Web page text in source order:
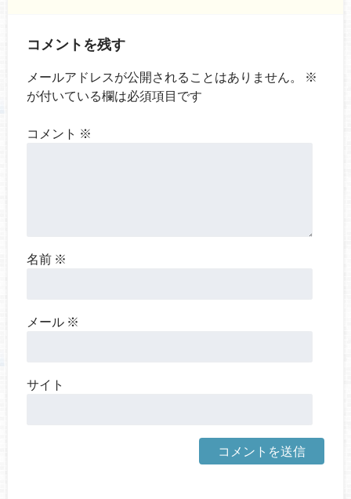
コメントを残す
メールアドレスが公開されることはありません。
※
が付いている欄は必須項目です
コメント ※
名前 ※
メール ※
サイト